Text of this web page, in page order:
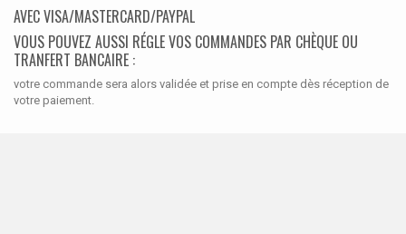
AVEC VISA/MASTERCARD/PAYPAL
VOUS POUVEZ AUSSI RÉGLE VOS COMMANDES PAR CHÈQUE OU
TRANFERT BANCAIRE :
votre commande sera alors validée et prise en compte dès réception de
votre paiement.